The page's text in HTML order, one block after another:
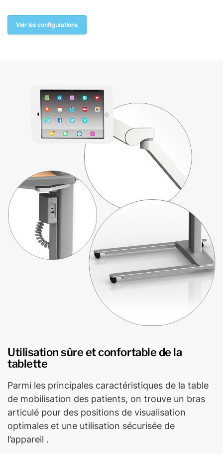
Voir les configurations
Utilisation sûre et confortable de la
tablette
Parmi les principales caractéristiques de la table
de mobilisation des patients, on trouve un bras
articulé pour des positions de visualisation
optimales et une utilisation sécurisée de
l’appareil .